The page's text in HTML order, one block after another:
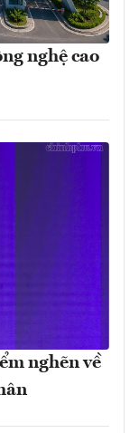
nghệ cao
nghẽn về